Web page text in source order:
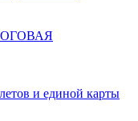
и единой карты